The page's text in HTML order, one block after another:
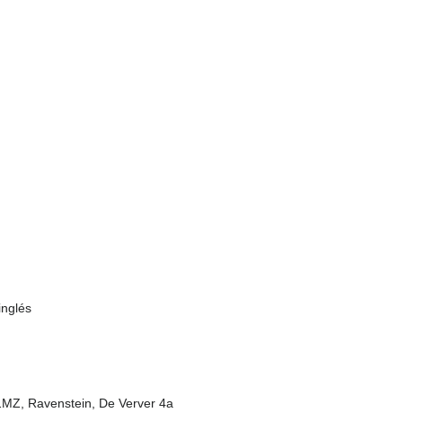
Ravenstein, De Verver 4a